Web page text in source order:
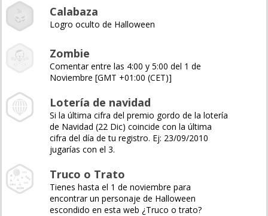
Calabaza
Logro oculto de Halloween
Zombie
Comentar entre las 4:00 y 5:00 del 1 de
Noviembre [GMT +01:00 (CET)]
Lotería de navidad
Si la última cifra del premio gordo de la lotería
de Navidad (22 Dic) coincide con la última
cifra del día de tu registro. Ej: 23/09/2010
jugarías con el 3.
Truco o Trato
Tienes hasta el 1 de noviembre para
encontrar un personaje de Halloween
escondido en esta web ¿Truco o trato?